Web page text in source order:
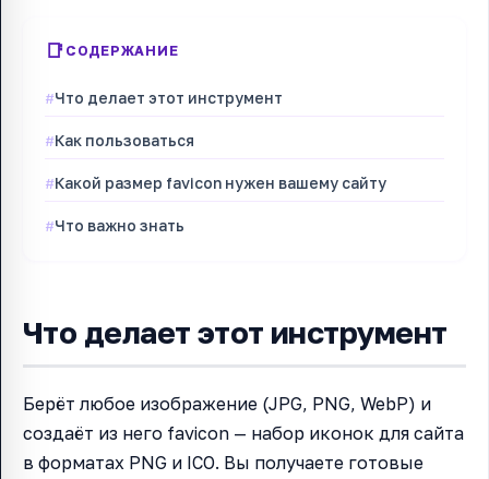
СОДЕРЖАНИЕ
Что делает этот инструмент
Как пользоваться
Какой размер favicon нужен вашему сайту
Что важно знать
Что делает этот инструмент
Берёт любое изображение (JPG, PNG, WebP) и
создаёт из него favicon — набор иконок для сайта
в форматах PNG и ICO. Вы получаете готовые